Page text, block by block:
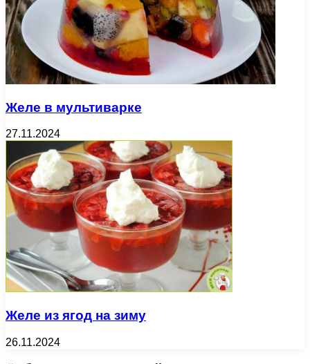
Желе в мультиварке
27.11.2024
Желе из ягод на зиму
26.11.2024